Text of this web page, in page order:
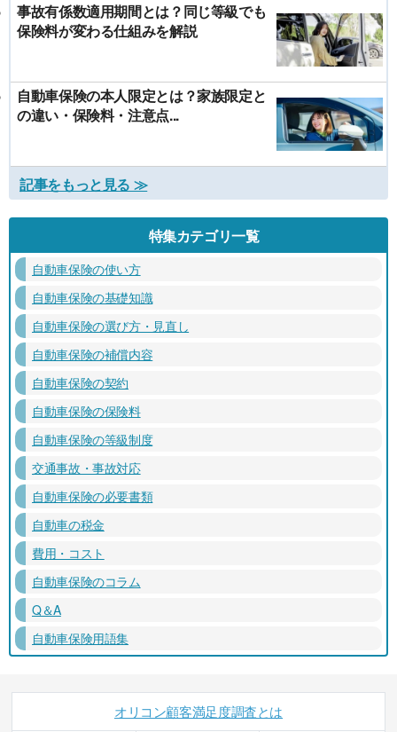
事故有係数適用期間とは？同じ等級でも
保険料が変わる仕組みを解説
自動車保険の本人限定とは？家族限定と
の違い・保険料・注意点...
記事をもっと見る ≫
特集カテゴリ一覧
自動車保険の使い方
自動車保険の基礎知識
自動車保険の選び方・見直し
自動車保険の補償内容
自動車保険の契約
自動車保険の保険料
自動車保険の等級制度
交通事故・事故対応
自動車保険の必要書類
自動車の税金
費用・コスト
自動車保険のコラム
Q＆A
自動車保険用語集
オリコン顧客満足度調査とは